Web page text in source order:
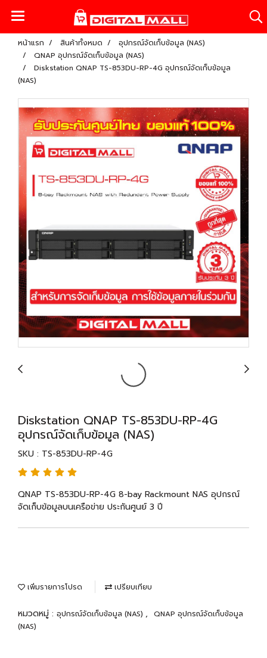
หน้าแรก สินค้าทั้งหมด
อุปกรณ์จัดเก็บข้อมูล (NAS)
QNAP อุปกรณ์จัดเก็บข้อมูล (NAS)
Diskstation QNAP TS-853DU-RP-4G อุปกรณ์จัดเก็บข้อมูล
(NAS)
Diskstation QNAP TS-853DU-RP-4G
อุปกรณ์จัดเก็บข้อมูล (NAS)
SKU : TS-853DU-RP-4G
QNAP TS-853DU-RP-4G 8-bay Rackmount NAS อุปกรณ์
จัดเก็บข้อมูลบนเครือข่าย ประกันศูนย์ 3 ปี
เพิ่มรายการโปรด เปรียบเทียบ
หมวดหมู่ : อุปกรณ์จัดเก็บข้อมูล (NAS) ,
QNAP อุปกรณ์จัดเก็บข้อมูล
(NAS)